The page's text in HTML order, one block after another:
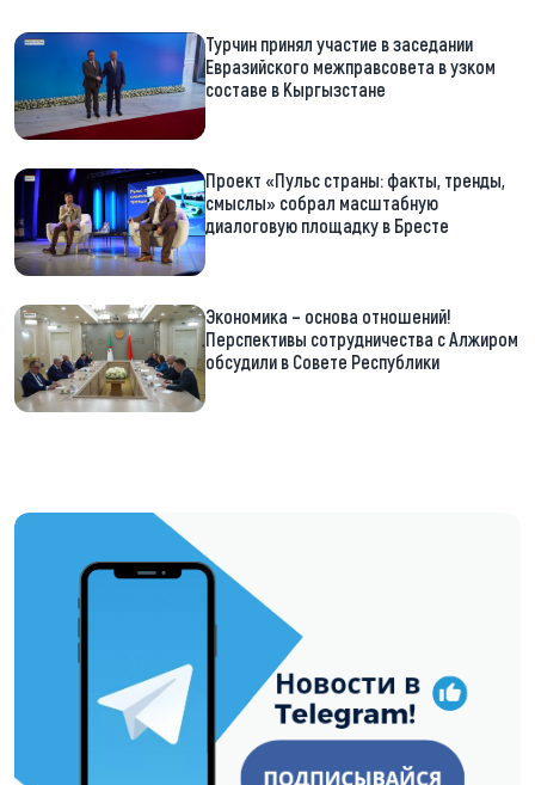
Турчин принял участие в заседании
Евразийского межправсовета в узком
составе в Кыргызстане
Проект «Пульс страны: факты, тренды,
смыслы» собрал масштабную
диалоговую площадку в Бресте
Экономика – основа отношений!
Перспективы сотрудничества с Алжиром
обсудили в Совете Республики
https://t.me/minskctvby